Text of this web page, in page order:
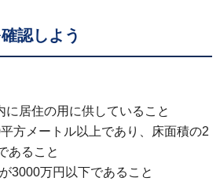
認しよう
に居住の用に供していること
方メートル以上であり、床面積の2
あること
3000万円以下であること